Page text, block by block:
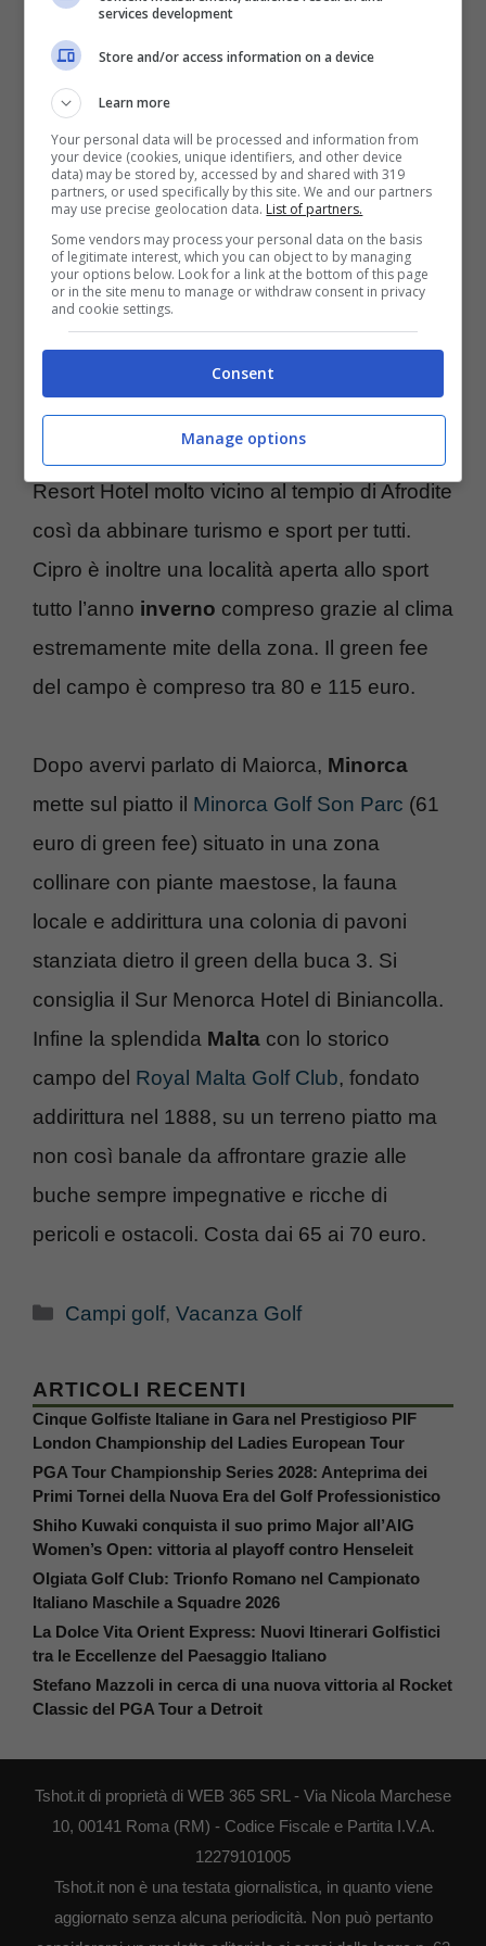
sull’Egeo da più buche. Il
euro. E’ possibile soggiornare al vicino Terra
Maris Convention & Golf Resort non lontano
da Hersonissos con un mare spettacolare.
Ciprooffre l’Eléa Golf Club, un campo da 18
buche, par 71 mediamente lungo di 6.775
metri senza troppe parti in piano e
decisamente ondulato con la buca 17 par 4
(481 metri) in pendenza conosciuta come
Bobby Jones. E’ possibile soggiornare
presso l’InterContinental Aphrodite Hills
Resort Hotel molto vicino al tempio di Afrodite
così da abbinare turismo e sport per tutti.
Cipro è inoltre una località aperta allo sport
tutto l’anno inverno compreso grazie al clima
estremamente mite della zona. Il green fee
del campo è compreso tra 80 e 115 euro.
Dopo avervi parlato di Maiorca, Minorca
mette sul piatto il Minorca Golf Son Parc (61
euro di green fee) situato in una zona
collinare con piante maestose, la fauna
locale e addirittura una colonia di pavoni
stanziata dietro il green della buca 3. Si
consiglia il Sur Menorca Hotel di Biniancolla.
Infine la splendida Malta con lo storico
campo del Royal Malta Golf Club, fondato
addirittura nel 1888, su un terreno piatto ma
non così banale da affrontare grazie alle
buche sempre impegnative e ricche di
pericoli e ostacoli. Costa dai 65 ai 70 euro.
Categorie
Campi golf,Vacanza Golf
ARTICOLI RECENTI
Cinque Golfiste Italiane in Gara nel Prestigioso PIF
London Championship del Ladies European Tour
PGA Tour Championship Series 2028: Anteprima dei
Primi Tornei della Nuova Era del Golf Professionistico
Shiho Kuwaki conquista il suo primo Major all’AIG
Women’s Open: vittoria al playoff contro Henseleit
Olgiata Golf Club: Trionfo Romano nel Campionato
Italiano Maschile a Squadre 2026
La Dolce Vita Orient Express: Nuovi Itinerari Golfistici
tra le Eccellenze del Paesaggio Italiano
Stefano Mazzoli in cerca di una nuova vittoria al Rocket
Classic del PGA Tour a Detroit
Tshot.it di proprietà di WEB 365 SRL - Via Nicola Marchese
10, 00141 Roma (RM) - Codice Fiscale e Partita I.V.A.
12279101005
Tshot.it non è una testata giornalistica, in quanto viene
aggiornato senza alcuna periodicità. Non può pertanto
services development
Store and/or access information on a device
Learn more
Your personal data will be processed and information from
your device (cookies, unique identifiers, and other device
data) may be stored by, accessed by and shared with 319
partners, or used specifically by this site. We and our partners
may use precise geolocation data. List of partners.
Some vendors may process your personal data on the basis
of legitimate interest, which you can object to by managing
your options below. Look for a link at the bottom of this page
or in the site menu to manage or withdraw consent in privacy
and cookie settings.
Consent
Manage options